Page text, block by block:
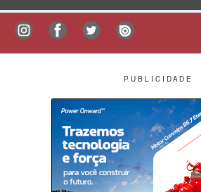
P U B L I C I D A D E